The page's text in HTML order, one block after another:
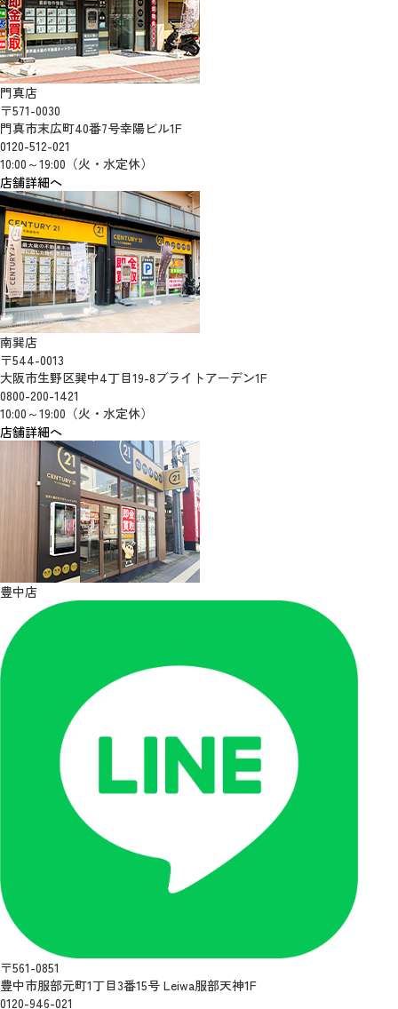
門真店
〒571-0030
門真市末広町40番7号幸陽ビル1F
0120-512-021
10:00～19:00（火・水定休）
店舗詳細へ
南巽店
〒544-0013
大阪市生野区巽中4丁目19-8ブライトアーデン1F
0800-200-1421
10:00～19:00（火・水定休）
店舗詳細へ
豊中店
〒561-0851
豊中市服部元町1丁目3番15号 Leiwa服部天神1F
0120-946-021